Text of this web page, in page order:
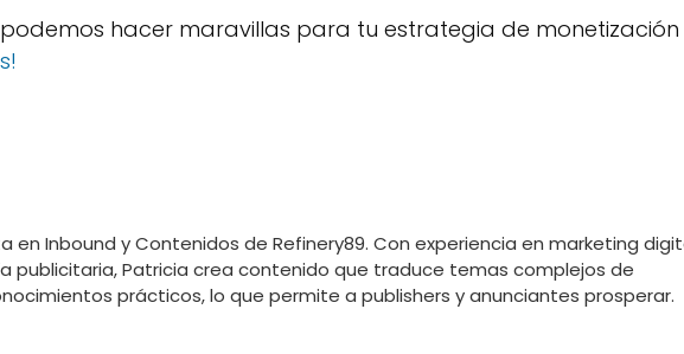
hacer maravillas para tu estrategia de monetización
en Inbound y Contenidos de Refinery89. Con experiencia en marketing
publicitaria, Patricia crea contenido que traduce temas complejos de
prácticos, lo que permite a publishers y anunciantes prosperar.